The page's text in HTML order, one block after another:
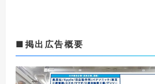
■掲出広告概要